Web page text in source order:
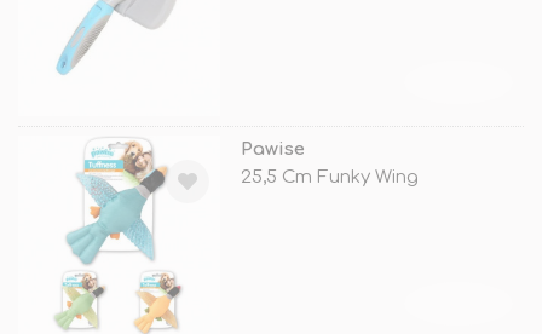
Pawise
25,5 Cm Funky Wing